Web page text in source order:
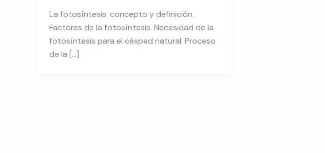
La fotosíntesis: concepto y definición.
Factores de la fotosíntesis. Necesidad de la
fotosíntesis para el césped natural. Proceso
de la […]